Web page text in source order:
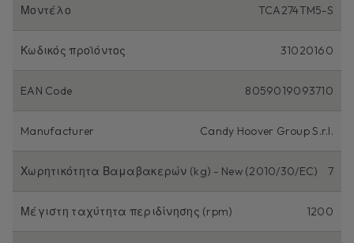
Μοντέλο TCA274TM5-S
Κωδικός προϊόντος 31020160
EAN Code 8059019093710
Manufacturer Candy Hoover Group S.r.l.
Χωρητικότητα Βαμαβακερών (kg) - New (2010/30/EC) 7
Μέγιστη ταχύτητα περιδίνησης (rpm) 1200